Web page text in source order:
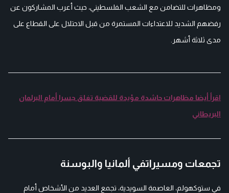
ومظاهرات للتضامن مع الشعب الفلسطيني، حيث أعرب المشاركون عن
رفضهم الشديد للاعتداءات المستمرة من قبل الاحتلال على القطاع على
مدى ثلاثة أشهر.
اقرأ أيضا مظاهرات حاشدة مؤيدة للقضية تغلق جسرا أمام البرلمان
البريطاني
تجمعات ومسيراتفي ألمانيا والبوسنة
في ستوكهولم، العاصمة السويدية، تجمع العديد من الأشخاص أمام